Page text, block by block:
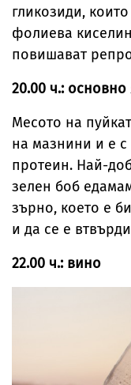
гликозиди,
фолиева
повишават
20.00 ч.: основно
Месото на
на мазнини и е
протеин. Най-
зелен боб
зърно, което е
и да се е
22.00 ч.: вино